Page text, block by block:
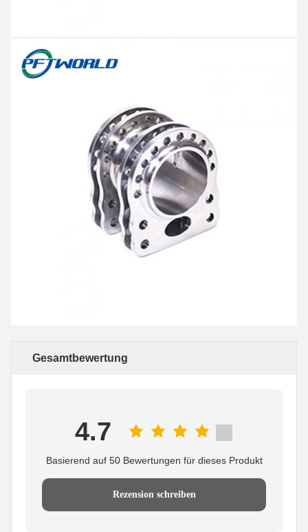
Gesamtbewertung
4.7
Basierend auf 50 Bewertungen für dieses Produkt
Rezension schreiben